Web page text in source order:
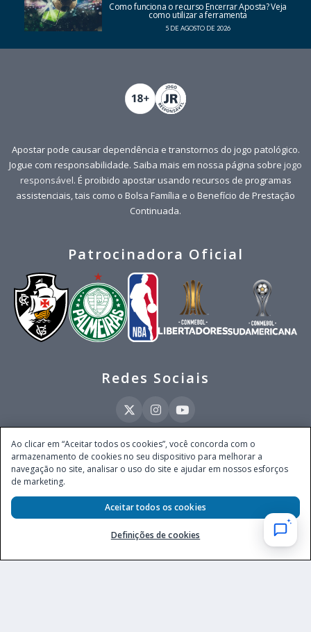
Como funciona o recurso Encerrar Aposta? Veja
como utilizar a ferramenta
5 DE AGOSTO DE 2026
Apostar pode causar dependência e transtornos do jogo patológico.
Jogue com responsabilidade. Saiba mais em nossa página sobre jogo
responsável. É proibido apostar usando recursos de programas
assistenciais, tais como o Bolsa Família e o Benefício de Prestação
Continuada.
Patrocinadora Oficial
Redes Sociais
Este site é operado pela Ventmear Brasil LTDA (CNPJ 52.868.380/0001-84), com
endereço na Avenida Brigadeiro Faria Lima, nº 4.055, 3º andar, Itaim Bibi, no
Município de São Paulo, Estado de São Paulo, CEP 04538-133, Brasil - empresa
autorizada a operar apostas de quota fixa em todo território nacional pela
Secretaria de Prêmios e Apostas do Ministério da Fazenda, conforme Portaria nº
247, de 07.02.2025, publicada no DOU em 11.2.2025.
Ao clicar em “Aceitar todos os cookies”, você concorda com o
armazenamento de cookies no seu dispositivo para melhorar a
navegação no site, analisar o uso do site e ajudar em nossos esforços
de marketing.
Definições de cookies
Aceitar todos os cookies